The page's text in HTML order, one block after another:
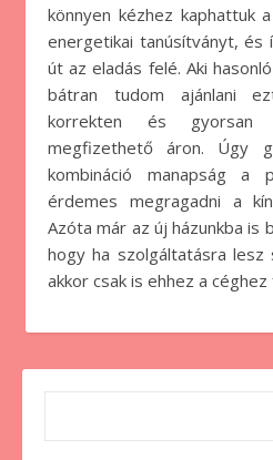
könnyen kézhez kaphattuk
energetikai tanúsítványt, és
út az eladás felé. Aki
bátran tudom ajánlani
korrekten és gyorsan
megfizethető áron. Úgy
kombináció manapság a
érdemes megragadni a
Azóta már az új házunkba is
hogy ha szolgáltatásra lesz
akkor csak is ehhez a